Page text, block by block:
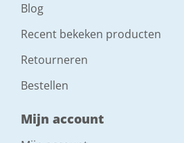
Blog
Recent bekeken producten
Retourneren
Bestellen
Mijn account